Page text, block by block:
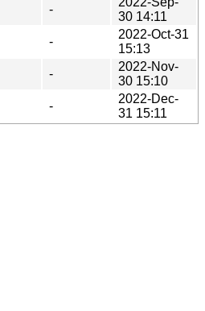
-
30 14:11
-
2022-Oct-31
15:13
-
2022-Nov-
30 15:10
-
2022-Dec-
31 15:11